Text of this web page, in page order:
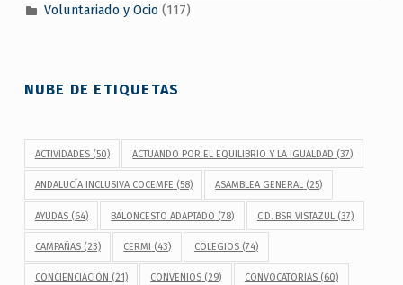
Voluntariado y Ocio (117)
NUBE DE ETIQUETAS
ACTIVIDADES(50) ACTUANDO POR EL EQUILIBRIO Y LA IGUALDAD (37)
ANDALUCÍA INCLUSIVA COCEMFE (58) ASAMBLEA GENERAL (25)
AYUDAS(64) BALONCESTO ADAPTADO (78) C.D. BSR VISTAZUL (37)
CAMPAÑAS(23) CERMI (43) COLEGIOS(74)
CONCIENCIACIÓN (21) CONVENIOS (29) CONVOCATORIAS(60)